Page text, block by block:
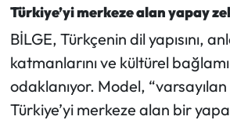
Türkiye’yi merkeze alan yapay
BİLGE, Türkçenin dil yapısını,
katmanlarını ve kültürel
odaklanıyor. Model,
Türkiye’yi merkeze alan bir